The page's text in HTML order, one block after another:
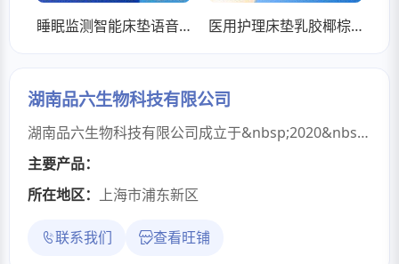
睡眠监测智能床垫语音无线控制多功能水暖情侣按摩升降电动暖床垫 医用护理床垫乳胶椰棕床垫环保材质老人用单双摇护理床可定制
湖南品六生物科技有限公司
湖南品六生物科技有限公司成立于&nbsp;2020&nbsp;年，是一家聚焦大健康领域，集科研开发、规模化生产、销售及定制化服务于一体的现代化养生企业。公司植根于湖南省常德市高新技术开发区湖南品六生物产业园区，坐拥&nbsp;100&nbsp;亩生态化厂区，规划分两期建设；目前一期&nbsp;50000&nbsp;平方米标准化厂房已正式投用，为产品研发与生产提供充足空间。自成立以来，公司深耕大健康养生品类，专注为客户提供专业的&nbsp;OEM/ODM&nbsp;一站式服务，核心产品矩阵涵盖四大领域：自发热制品系列：蒸汽热敷眼罩、排湿足贴、多功能艾草贴、保暖围脖贴、舒缓腰腹贴、暖心暖宫贴，满足不同场景下的热敷护理需求；泡浴养生系列：草本泡脚液、定制化泡浴包、头皮养护头疗包，以天然成分赋能日常护理；香氛护理系列：除螨防护包、衣物香芬包、植物驱蚊包，兼顾实用功能与生活美学；消械系列：洗眼液，清洗液，穴位刺激贴等为保障产品品质，公司严格遵循高标准建设生产体系：厂房按国家无尘车间规范设计，达到&nbsp;30&nbsp;万级净化标准，配备全国领先的高科技生产设备与十万级净化生产车间；同时通过国际&nbsp;ISO9001&nbsp;质量管理体系、ISO13485&nbsp;医疗器械质量管理体系及&nbsp;BSCI&nbsp;商业社会标准认证，构建起从原料到成品的全流程品质管控体系。凭借强大的研发实力，公司已取得多项国家发明专利，依托标准化管理模式与卓越的生产运营能力，多条生产线日产量可突破&nbsp;500&nbsp;万件，既能保障大批量订单交付效率，也能灵活满足小批量定制需求。未来，湖南品六生物科技有限公司将持续以&nbsp;“科技赋能健康，品质服务客户”&nbsp;为理念，不断升级研发与生产能力，致力于成为大健康养生品类&nbsp;OEM/ODM&nbsp;领域的标杆企业。热忱欢迎国内外广大客户莅临厂区考察洽谈，共探合作机遇，携手共创健康产业新价值！
主要产品：
所在地区： 上海市浦东新区
联系我们 查看旺铺